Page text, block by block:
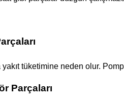
tüketimine neden olur.
Parçaları